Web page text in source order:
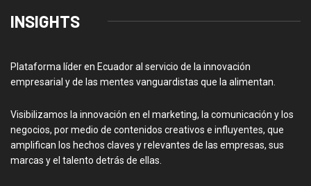
INSIGHTS
Plataforma líder en Ecuador al servicio de la innovación
empresarial y de las mentes vanguardistas que la alimentan.
Visibilizamos la innovación en el marketing, la comunicación y los
negocios, por medio de contenidos creativos e influyentes, que
amplifican los hechos claves y relevantes de las empresas, sus
marcas y el talento detrás de ellas.